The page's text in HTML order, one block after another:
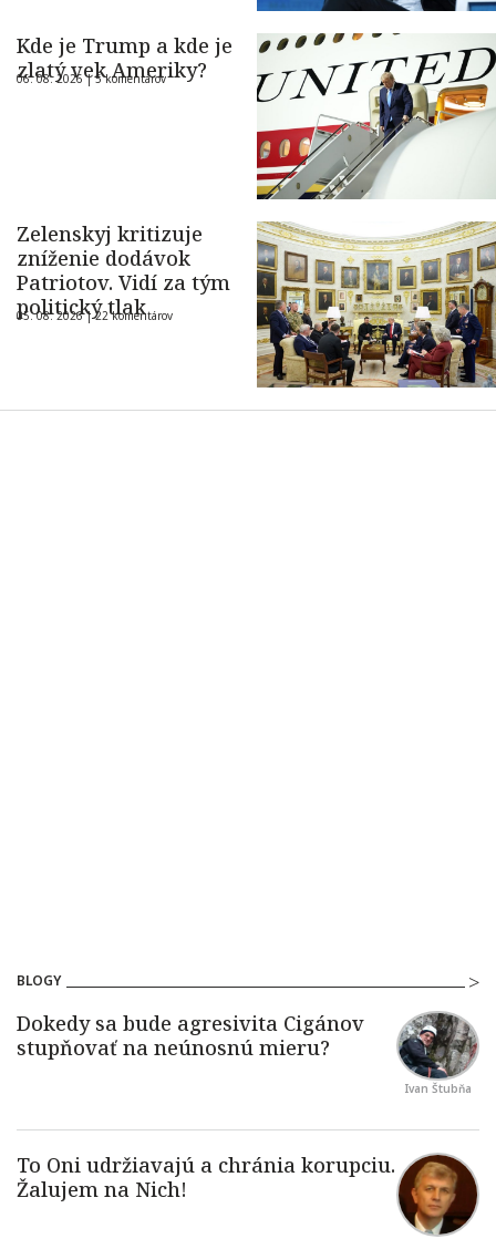
Kde je Trump a kde je
zlatý vek Ameriky?
06. 08. 2026 |5 komentárov
Zelenskyj kritizuje
zníženie dodávok
Patriotov. Vidí za tým
politický tlak
05. 08. 2026 |22 komentárov
BLOGY
Ivan Štubňa